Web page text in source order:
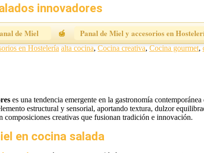
innovadores
de Miel Panal de Miel y accesorios en
en Hostelería alta cocina, Cocina creativa, Cocina gourmet,
es una tendencia emergente en la gastronomía
estructural y sensorial, aportando textura, dulzor
composiciones creativas que fusionan tradición e innovación.
en cocina salada